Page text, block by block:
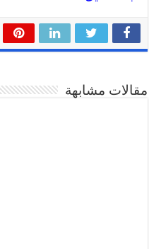
مقالات مشابهة